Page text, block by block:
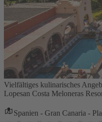
Vielfältiges kulinarisches
Lopesan Costa Meloneras
Spanien - Gran Canaria -